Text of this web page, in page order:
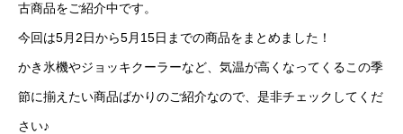
古商品をご紹介中です。
今回は5月2日から5月15日までの商品をまとめました！
かき氷機やジョッキクーラーなど、気温が高くなってくるこの季
節に揃えたい商品ばかりのご紹介なので、是非チェックしてくだ
さい♪